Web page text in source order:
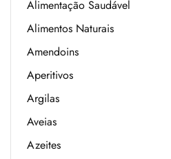
Alimentação Saudável
Alimentos Naturais
Amendoins
Aperitivos
Argilas
Aveias
Azeites